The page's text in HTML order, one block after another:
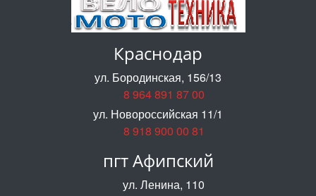
Краснодар
ул. Бородинская, 156/13
8 964 891 87 00
ул. Новороссийская 11/1
8 918 900 00 81
пгт Афипский
ул. Ленина, 110